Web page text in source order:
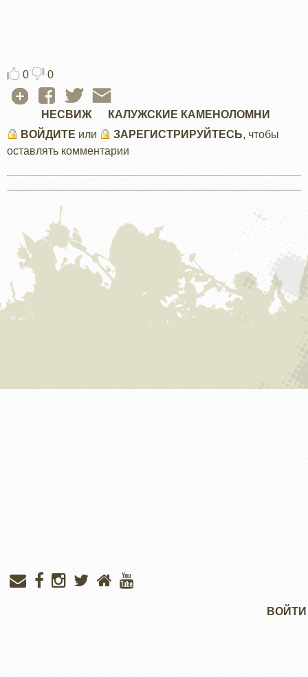
0 0
НЕСВИЖ
КАЛУЖСКИЕ КАМЕНОЛОМНИ
ВОЙДИТЕ или ЗАРЕГИСТРИРУЙТЕСЬ, чтобы
оставлять комментарии
ВОЙТИ